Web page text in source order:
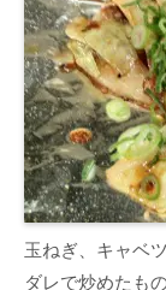
玉ねぎ、キャベ
ダレで炒めたもの